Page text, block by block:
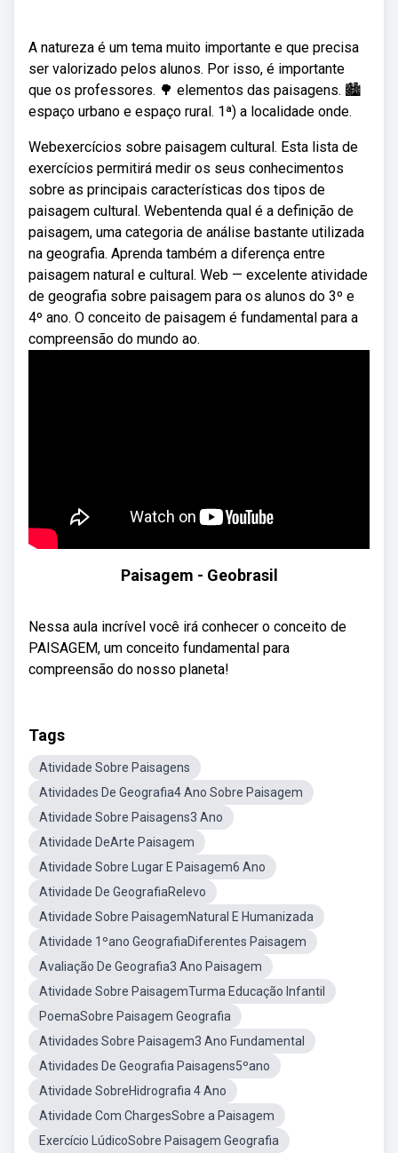
A natureza é um tema muito importante e que precisa
ser valorizado pelos alunos. Por isso, é importante
que os professores. 🌳 elementos das paisagens. 🏙️
espaço urbano e espaço rural. 1ª) a localidade onde.
Webexercícios sobre paisagem cultural. Esta lista de
exercícios permitirá medir os seus conhecimentos
sobre as principais características dos tipos de
paisagem cultural. Webentenda qual é a definição de
paisagem, uma categoria de análise bastante utilizada
na geografia. Aprenda também a diferença entre
paisagem natural e cultural. Web — excelente atividade
de geografia sobre paisagem para os alunos do 3º e
4º ano. O conceito de paisagem é fundamental para a
compreensão do mundo ao.
Paisagem - Geobrasil
Nessa aula incrível você irá conhecer o conceito de
PAISAGEM, um conceito fundamental para
compreensão do nosso planeta!
Tags
Atividade Sobre Paisagens
Atividades De Geografia4 Ano Sobre Paisagem
Atividade Sobre Paisagens3 Ano
Atividade DeArte Paisagem
Atividade Sobre Lugar E Paisagem6 Ano
Atividade De GeografiaRelevo
Atividade Sobre PaisagemNatural E Humanizada
Atividade 1ºano GeografiaDiferentes Paisagem
Avaliação De Geografia3 Ano Paisagem
Atividade Sobre PaisagemTurma Educação Infantil
PoemaSobre Paisagem Geografia
Atividades Sobre Paisagem3 Ano Fundamental
Atividades De Geografia Paisagens5ºano
Atividade SobreHidrografia 4 Ano
Atividade Com ChargesSobre a Paisagem
Exercício LúdicoSobre Paisagem Geografia